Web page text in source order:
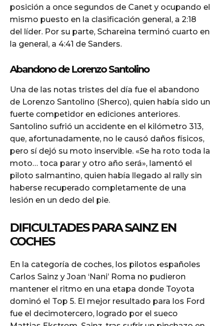
posición a once segundos de Canet y ocupando el
mismo puesto en la clasificación general, a 2:18
del líder. Por su parte, Schareina terminó cuarto en
la general, a 4:41 de Sanders.
Abandono de Lorenzo Santolino
Una de las notas tristes del día fue el abandono
de Lorenzo Santolino (Sherco), quien había sido un
fuerte competidor en ediciones anteriores.
Santolino sufrió un accidente en el kilómetro 313,
que, afortunadamente, no le causó daños físicos,
pero sí dejó su moto inservible. «Se ha roto toda la
moto… toca parar y otro año será», lamentó el
piloto salmantino, quien había llegado al rally sin
haberse recuperado completamente de una
lesión en un dedo del pie.
DIFICULTADES PARA SAINZ EN
COCHES
En la categoría de coches, los pilotos españoles
Carlos Sainz y Joan ‘Nani’ Roma no pudieron
mantener el ritmo en una etapa donde Toyota
dominó el Top 5. El mejor resultado para los Ford
fue el decimotercero, logrado por el sueco